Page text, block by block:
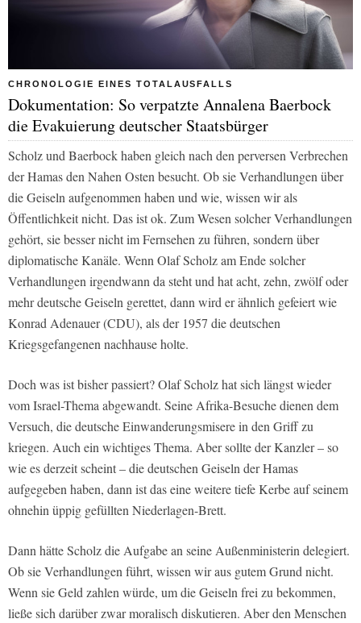
CHRONOLOGIE EINES TOTALAUSFALLS
Dokumentation: So verpatzte Annalena Baerbock
die Evakuierung deutscher Staatsbürger
Scholz und Baerbock haben gleich nach den perversen Verbrechen
der Hamas den Nahen Osten besucht. Ob sie Verhandlungen über
die Geiseln aufgenommen haben und wie, wissen wir als
Öffentlichkeit nicht. Das ist ok. Zum Wesen solcher Verhandlungen
gehört, sie besser nicht im Fernsehen zu führen, sondern über
diplomatische Kanäle. Wenn Olaf Scholz am Ende solcher
Verhandlungen irgendwann da steht und hat acht, zehn, zwölf oder
mehr deutsche Geiseln gerettet, dann wird er ähnlich gefeiert wie
Konrad Adenauer (CDU), als der 1957 die deutschen
Kriegsgefangenen nachhause holte.
Doch was ist bisher passiert? Olaf Scholz hat sich längst wieder
vom Israel-Thema abgewandt. Seine Afrika-Besuche dienen dem
Versuch, die deutsche Einwanderungsmisere in den Griff zu
kriegen. Auch ein wichtiges Thema. Aber sollte der Kanzler – so
wie es derzeit scheint – die deutschen Geiseln der Hamas
aufgegeben haben, dann ist das eine weitere tiefe Kerbe auf seinem
ohnehin üppig gefüllten Niederlagen-Brett.
Dann hätte Scholz die Aufgabe an seine Außenministerin delegiert.
Ob sie Verhandlungen führt, wissen wir aus gutem Grund nicht.
Wenn sie Geld zahlen würde, um die Geiseln frei zu bekommen,
ließe sich darüber zwar moralisch diskutieren. Aber den Menschen